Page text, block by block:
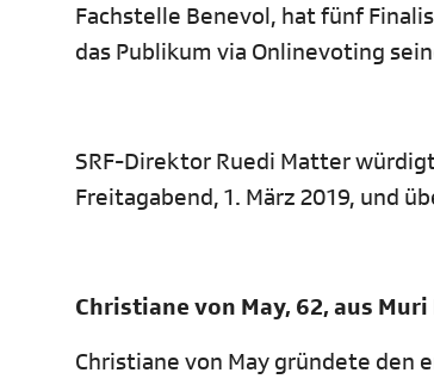
Fachstelle Benevol, hat fünf
das Publikum via Onlinevoting
SRF-Direktor Ruedi Matter
Freitagabend, 1. März 2019, und
Christiane von May, 62, aus
Christiane von May gründete den